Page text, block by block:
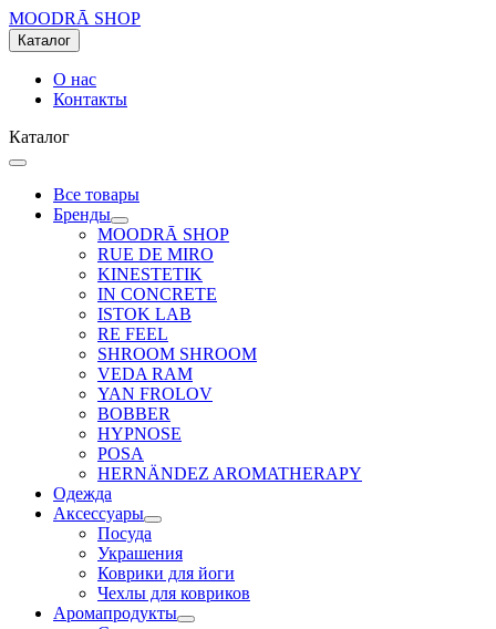
MOODRĀ SHOP
Каталог
О нас
Контакты
Каталог
Все товары
Бренды
MOODRĀ SHOP
RUE DE MIRO
KINESTETIK
IN CONCRETE
ISTOK LAB
RE FEEL
SHROOM SHROOM
VEDA RAM
YAN FROLOV
BOBBER
HYPNOSE
POSA
HERNÄNDEZ AROMATHERAPY
Одежда
Аксессуары
Посуда
Украшения
Коврики для йоги
Чехлы для ковриков
Аромапродукты